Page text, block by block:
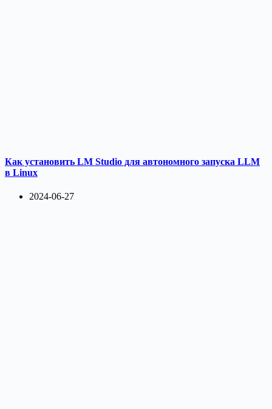
Как установить LM Studio для автономного запуска LLM
в Linux
2024-06-27